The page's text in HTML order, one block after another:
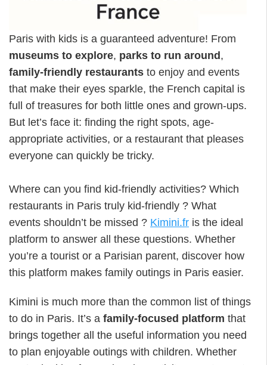
Paris with kids is a guaranteed adventure! From
museums to explore, parks to run around ,
family-friendly restaurants to enjoy and events
that make their eyes sparkle, the French capital is
full of treasures for both little ones and grown-ups.
But let’s face it: finding the right spots, age-
appropriate activities, or a restaurant that pleases
everyone can quickly be tricky.
Where can you find kid-friendly activities? Which
restaurants in Paris truly kid-friendly ? What
events shouldn’t be missed ? Kimini.fr is the ideal
platform to answer all these questions. Whether
you’re a tourist or a Parisian parent, discover how
this platform makes family outings in Paris easier.
Kimini is much more than the common list of things
to do in Paris. It’s a family-focused platform that
brings together all the useful information you need
to plan enjoyable outings with children. Whether